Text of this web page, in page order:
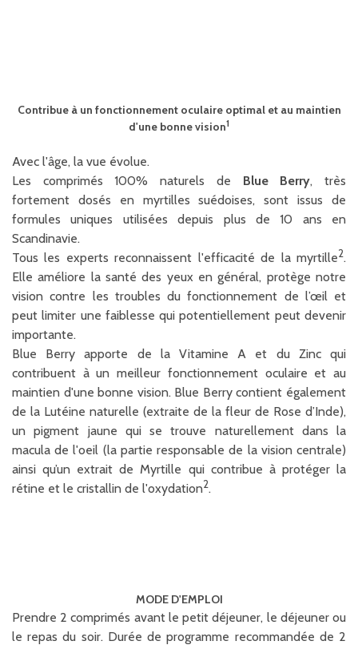
Contribue à un fonctionnement oculaire optimal et au maintien
d'une bonne vision1
Avec l'âge, la vue évolue.
Les comprimés 100% naturels de Blue Berry, très
fortement dosés en myrtilles suédoises, sont issus de
formules uniques utilisées depuis plus de 10 ans en
Scandinavie.
Tous les experts reconnaissent l'efficacité de la myrtille2.
Elle améliore la santé des yeux en général, protège notre
vision contre les troubles du fonctionnement de l’œil et
peut limiter une faiblesse qui potentiellement peut devenir
importante.
Blue Berry apporte de la Vitamine A et du Zinc qui
contribuent à un meilleur fonctionnement oculaire et au
maintien d'une bonne vision. Blue Berry contient également
de la Lutéine naturelle (extraite de la fleur de Rose d’Inde),
un pigment jaune qui se trouve naturellement dans la
macula de l'oeil (la partie responsable de la vision centrale)
ainsi qu’un extrait de Myrtille qui contribue à protéger la
rétine et le cristallin de l'oxydation2.
MODE D'EMPLOI
Prendre 2 comprimés avant le petit déjeuner, le déjeuner ou
le repas du soir. Durée de programme recommandée de 2